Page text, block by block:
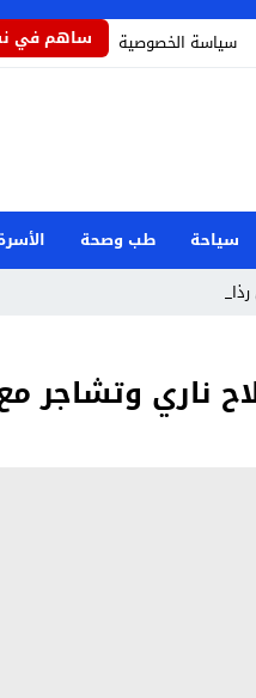
سياسة الخصوصية ساهم في
سياحة طب وصحة
ي _
ناري وتشاجر